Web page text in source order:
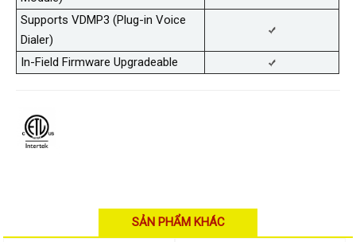
Supports VDMP3 (Plug-in Voice
Dialer)
In-Field Firmware Upgradeable
SẢN PHẨM KHÁC